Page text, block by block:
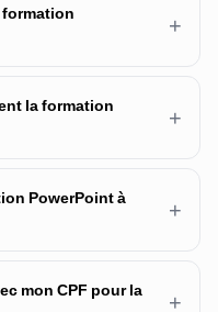
+
la formation
+
PowerPoint à
+
mon CPF pour la
+